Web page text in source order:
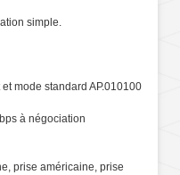
simple.
mode standard AP.010100
à négociation
prise américaine, prise